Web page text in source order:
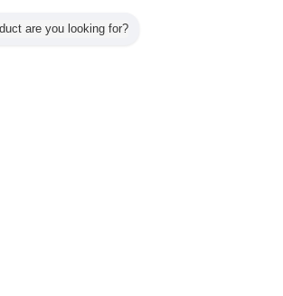
are you looking for?